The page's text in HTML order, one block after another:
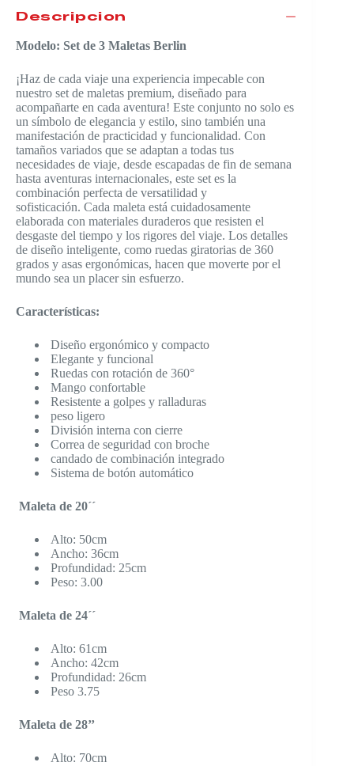
Descripción
Modelo: Set de 3 Maletas Berlin
¡Haz de cada viaje una experiencia impecable con
nuestro set de maletas premium, diseñado para
acompañarte en cada aventura! Este conjunto no solo es
un símbolo de elegancia y estilo, sino también una
manifestación de practicidad y funcionalidad. Con
tamaños variados que se adaptan a todas tus
necesidades de viaje, desde escapadas de fin de semana
hasta aventuras internacionales, este set es la
combinación perfecta de versatilidad y
sofisticación. Cada maleta está cuidadosamente
elaborada con materiales duraderos que resisten el
desgaste del tiempo y los rigores del viaje. Los detalles
de diseño inteligente, como ruedas giratorias de 360
grados y asas ergonómicas, hacen que moverte por el
mundo sea un placer sin esfuerzo.
Características:
Diseño ergonómico y compacto
Elegante y funcional
Ruedas con rotación de 360°
Mango confortable
Resistente a golpes y ralladuras
peso ligero
División interna con cierre
Correa de seguridad con broche
candado de combinación integrado
Sistema de botón automático
Maleta de 20´´
Alto: 50cm
Ancho: 36cm
Profundidad: 25cm
Peso: 3.00
Maleta de 24´´
Alto: 61cm
Ancho: 42cm
Profundidad: 26cm
Peso 3.75
Maleta de 28’’
Alto: 70cm